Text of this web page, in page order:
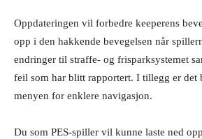
Oppdateringen vil forbedre keeperens
opp i den hakkende bevegelsen når
endringer til straffe- og frisparksystemet
feil som har blitt rapportert. I tillegg er det
menyen for enklere navigasjon.
Du som PES-spiller vil kunne laste ned